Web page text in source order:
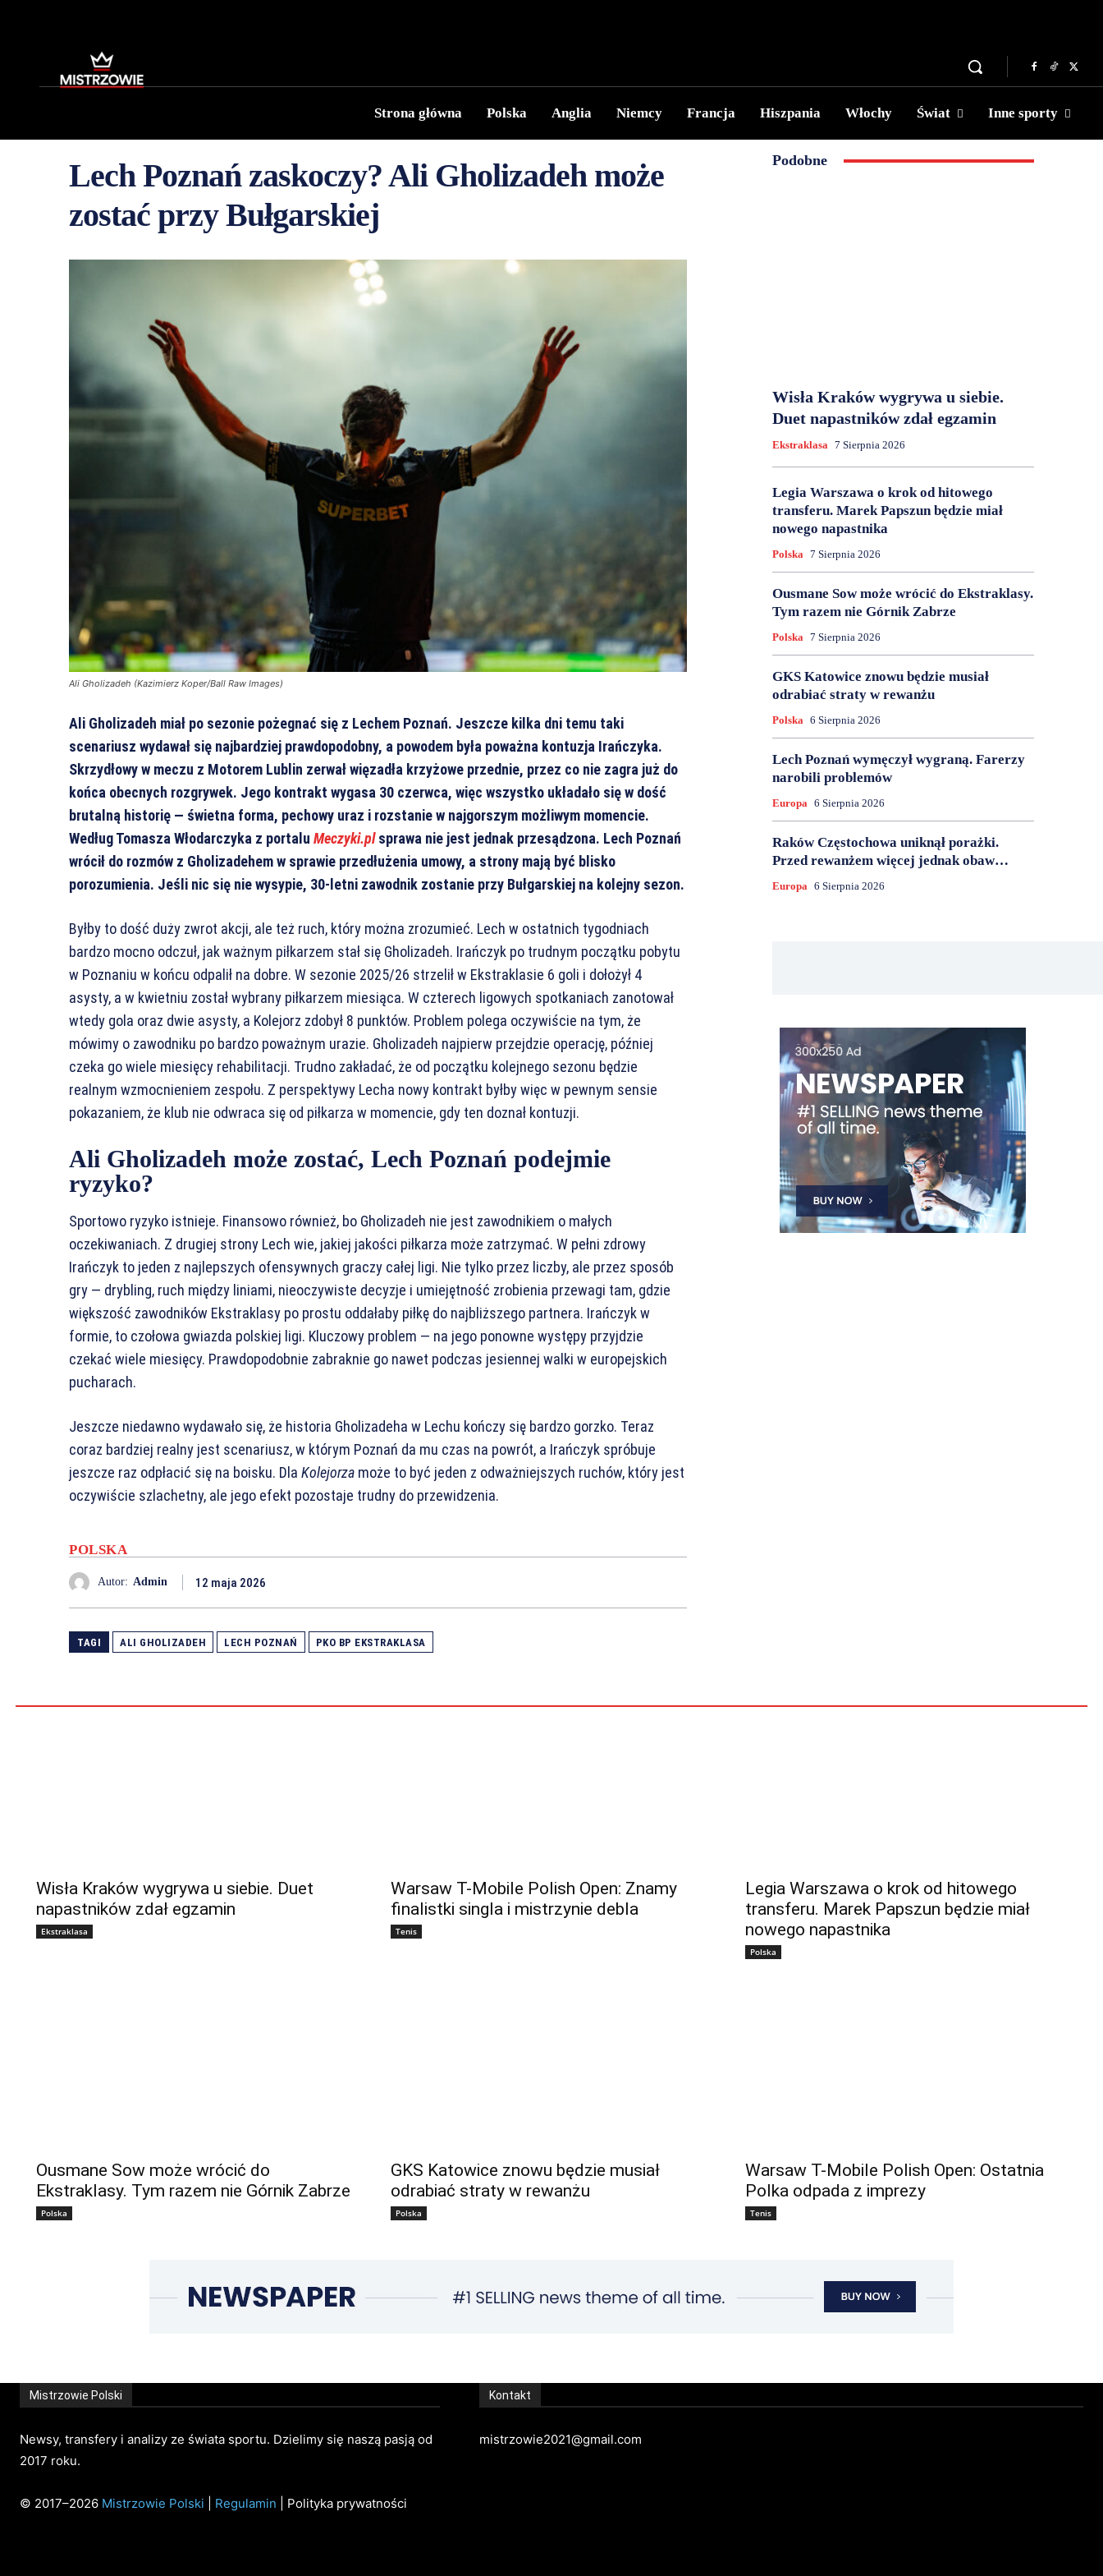
Strona główna Polska Anglia Niemcy Francja Hiszpania Włochy Świat Inne sporty
Lech Poznań zaskoczy? Ali Gholizadeh może
zostać przy Bułgarskiej
Ali Gholizadeh (Kazimierz Koper/Ball Raw Images)
Ali Gholizadeh miał po sezonie pożegnać się z Lechem Poznań. Jeszcze kilka dni temu taki
scenariusz wydawał się najbardziej prawdopodobny, a powodem była poważna kontuzja Irańczyka.
Skrzydłowy w meczu z Motorem Lublin zerwał więzadła krzyżowe przednie, przez co nie zagra już do
końca obecnych rozgrywek. Jego kontrakt wygasa 30 czerwca, więc wszystko układało się w dość
brutalną historię — świetna forma, pechowy uraz i rozstanie w najgorszym możliwym momencie.
Według Tomasza Włodarczyka z portalu Meczyki.plsprawa nie jest jednak przesądzona. Lech Poznań
wrócił do rozmów z Gholizadehem w sprawie przedłużenia umowy, a strony mają być blisko
porozumienia. Jeśli nic się nie wysypie, 30-letni zawodnik zostanie przy Bułgarskiej na kolejny sezon.
Byłby to dość duży zwrot akcji, ale też ruch, który można zrozumieć. Lech w ostatnich tygodniach
bardzo mocno odczuł, jak ważnym piłkarzem stał się Gholizadeh. Irańczyk po trudnym początku pobytu
w Poznaniu w końcu odpalił na dobre. W sezonie 2025/26 strzelił w Ekstraklasie 6 goli i dołożył 4
asysty, a w kwietniu został wybrany piłkarzem miesiąca. W czterech ligowych spotkaniach zanotował
wtedy gola oraz dwie asysty, a Kolejorz zdobył 8 punktów. Problem polega oczywiście na tym, że
mówimy o zawodniku po bardzo poważnym urazie. Gholizadeh najpierw przejdzie operację, później
czeka go wiele miesięcy rehabilitacji. Trudno zakładać, że od początku kolejnego sezonu będzie
realnym wzmocnieniem zespołu. Z perspektywy Lecha nowy kontrakt byłby więc w pewnym sensie
pokazaniem, że klub nie odwraca się od piłkarza w momencie, gdy ten doznał kontuzji.
Ali Gholizadeh może zostać, Lech Poznań podejmie
ryzyko?
Sportowo ryzyko istnieje. Finansowo również, bo Gholizadeh nie jest zawodnikiem o małych
oczekiwaniach. Z drugiej strony Lech wie, jakiej jakości piłkarza może zatrzymać. W pełni zdrowy
Irańczyk to jeden z najlepszych ofensywnych graczy całej ligi. Nie tylko przez liczby, ale przez sposób
gry — drybling, ruch między liniami, nieoczywiste decyzje i umiejętność zrobienia przewagi tam, gdzie
większość zawodników Ekstraklasy po prostu oddałaby piłkę do najbliższego partnera. Irańczyk w
formie, to czołowa gwiazda polskiej ligi. Kluczowy problem — na jego ponowne występy przyjdzie
czekać wiele miesięcy. Prawdopodobnie zabraknie go nawet podczas jesiennej walki w europejskich
pucharach.
Jeszcze niedawno wydawało się, że historia Gholizadeha w Lechu kończy się bardzo gorzko. Teraz
coraz bardziej realny jest scenariusz, w którym Poznań da mu czas na powrót, a Irańczyk spróbuje
jeszcze raz odpłacić się na boisku. Dla Kolejorza może to być jeden z odważniejszych ruchów, który jest
oczywiście szlachetny, ale jego efekt pozostaje trudny do przewidzenia.
POLSKA
Autor: Admin 12 maja 2026
TAGI ALI GHOLIZADEH LECH POZNAŃ PKO BP EKSTRAKLASA
Podobne
Wisła Kraków wygrywa u siebie.
Duet napastników zdał egzamin
Ekstraklasa 7 Sierpnia 2026
Legia Warszawa o krok od hitowego
transferu. Marek Papszun będzie miał
nowego napastnika
Polska 7 Sierpnia 2026
Ousmane Sow może wrócić do Ekstraklasy.
Tym razem nie Górnik Zabrze
Polska 7 Sierpnia 2026
GKS Katowice znowu będzie musiał
odrabiać straty w rewanżu
Polska 6 Sierpnia 2026
Lech Poznań wymęczył wygraną. Farerzy
narobili problemów
Europa 6 Sierpnia 2026
Raków Częstochowa uniknął porażki.
Przed rewanżem więcej jednak obaw…
Europa 6 Sierpnia 2026
Wisła Kraków wygrywa u siebie. Duet
napastników zdał egzamin
Ekstraklasa
Warsaw T-Mobile Polish Open: Znamy
finalistki singla i mistrzynie debla
Tenis
Legia Warszawa o krok od hitowego
transferu. Marek Papszun będzie miał
nowego napastnika
Polska
Ousmane Sow może wrócić do
Ekstraklasy. Tym razem nie Górnik Zabrze
Polska
GKS Katowice znowu będzie musiał
odrabiać straty w rewanżu
Polska
Warsaw T-Mobile Polish Open: Ostatnia
Polka odpada z imprezy
Tenis
Mistrzowie Polski
Newsy, transfery i analizy ze świata sportu. Dzielimy się naszą pasją od
2017 roku.
© 2017–2026 Mistrzowie Polski Regulamin | Polityka prywatności
Kontakt
mistrzowie2021@gmail.com